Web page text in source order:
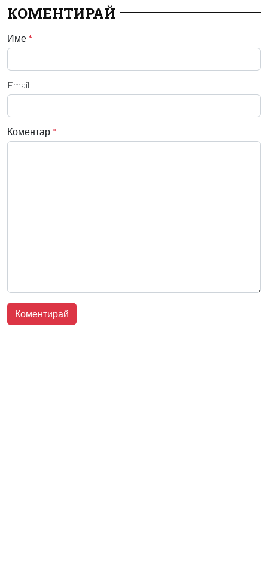
КОМЕНТИРАЙ
Име *
Email
Коментар *